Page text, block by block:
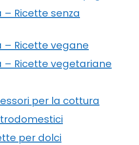
– Ricette senza
– Ricette vegane
– Ricette vegetariane
per la cottura
per dolci